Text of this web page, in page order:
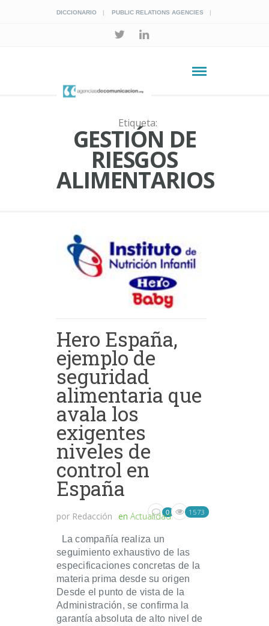
DICCIONARIO PUBLIC RELATIONS AGENCIES
Etiqueta:
GESTIÓN DE
RIESGOS
ALIMENTARIOS
Hero España,
ejemplo de
seguridad
alimentaria que
avala los
exigentes
niveles de
control en
España
por Redacción en Actualidad
0 1573
La compañía realiza un
seguimiento exhaustivo de las
especificaciones concretas de la
materia prima desde su origen
Desde el punto de vista de la
Administración, se confirma la
garantía absoluta de alto nivel de